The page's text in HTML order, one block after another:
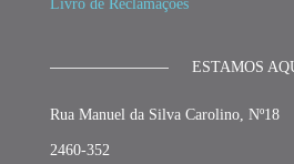
Livro de Reclamações
ESTAMOS
Rua Manuel da Silva Carolino, Nº18
2460-352